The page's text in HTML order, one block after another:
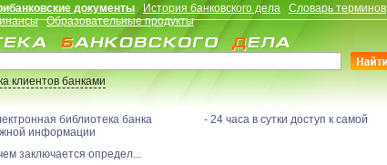
документы История банковского дела
Словарь терминов
Образовательные продукты
клиентов банками
библиотека банка - 24 часа в сутки доступ к самой
информации
заключается определ...